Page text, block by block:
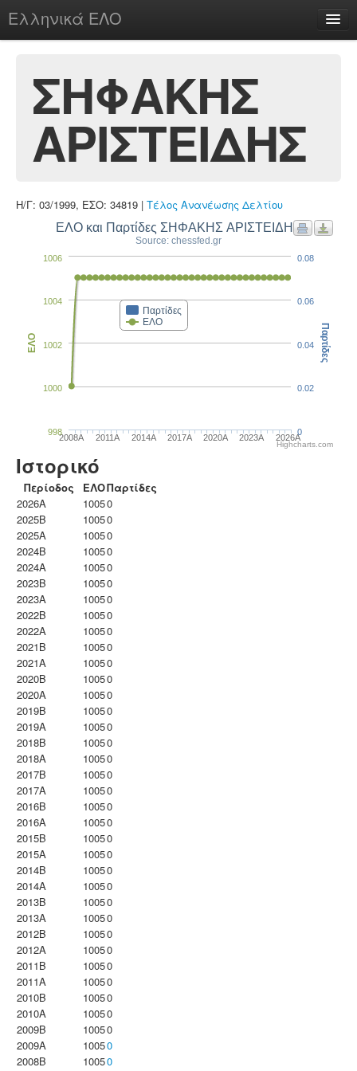
Ελληνικά ΕΛΟ
chesstu.be @ discord
Login
ΣΗΦΑΚΗΣ
ΑΡΙΣΤΕΙΔΗΣ
Η/Γ: 03/1999, ΕΣΟ: 34819 | Τέλος Ανανέωσης Δελτίου
ΕΛΟ και Παρτίδες ΣΗΦΑΚΗΣ ΑΡΙΣΤΕΙΔΗΣ
Source: chessfed.gr
Παρτίδες
ΕΛΟ
2008A 2011A 2014A 2017A 2020A 2023Α 2026A
1000
1002
1004
1006
998
ΕΛΟ
0
0.02
0.04
0.06
0.08
Παρτίδες
Highcharts.com
Ιστορικό
Περίοδος ΕΛΟΠαρτίδες
2026A
10050
2025B
10050
2025A
10050
2024B
10050
2024A
10050
2023B
10050
2023Α
10050
2022B
10050
2022A
10050
2021B
10050
2021A
10050
2020B
10050
2020A
10050
2019B
10050
2019A
10050
2018B
10050
2018A
10050
2017B
10050
2017A
10050
2016B
10050
2016A
10050
2015B
10050
2015A
10050
2014B
10050
2014A
10050
2013B
10050
2013A
10050
2012B
10050
2012A
10050
2011B
10050
2011A
10050
2010B
10050
2010A
10050
2009B
10050
2009A
10050
2008B
10050